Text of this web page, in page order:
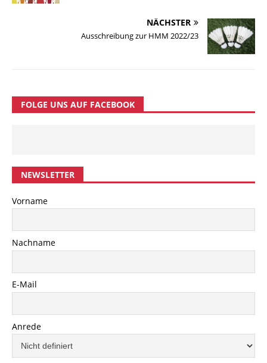
NÄCHSTER
Ausschreibung zur HMM 2022/23
FOLGE UNS AUF FACEBOOK
NEWSLETTER
Vorname
Nachname
E-Mail
Anrede